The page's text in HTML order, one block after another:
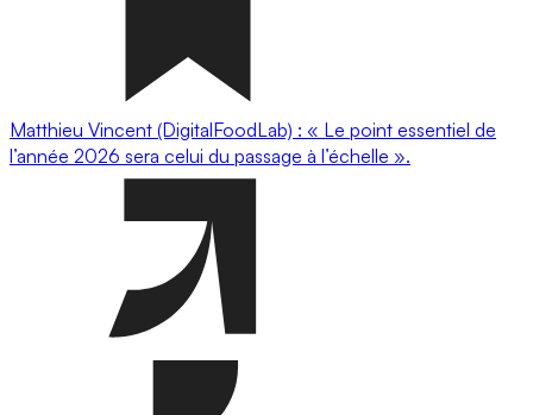
Matthieu Vincent (DigitalFoodLab) : « Le point essentiel de
l’année 2026 sera celui du passage à l’échelle ».